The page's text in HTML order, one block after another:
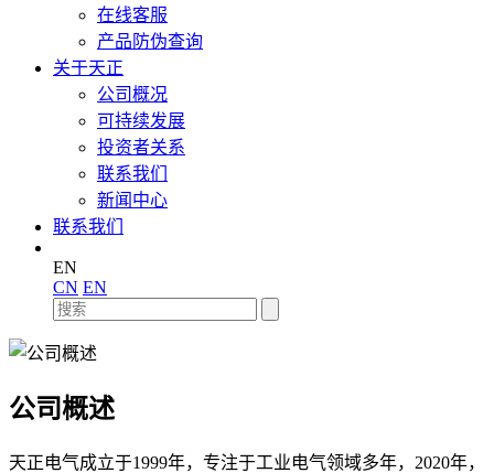
在线客服
产品防伪查询
关于天正
公司概况
可持续发展
投资者关系
联系我们
新闻中心
联系我们
EN
CN EN
公司概述
天正电气成立于1999年，专注于工业电气领域多年，2020年，